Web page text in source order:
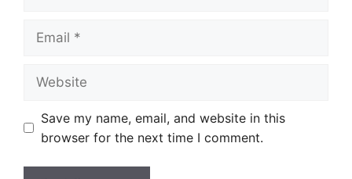
Save my name, email, and website in this
browser for the next time I comment.